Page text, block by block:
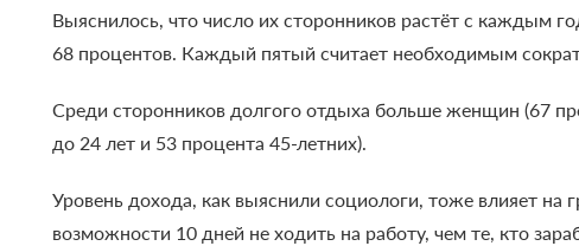
Выяснилось, что число их сторонников растёт с каждым
68 процентов. Каждый пятый считает необходимым
Среди сторонников долгого отдыха больше женщин (67
до 24 лет и 53 процента 45-летних).
Уровень дохода, как выяснили социологи, тоже влияет
возможности 10 дней не ходить на работу, чем те, кто